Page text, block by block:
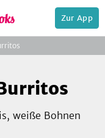
Zur App
weiße Bohnen